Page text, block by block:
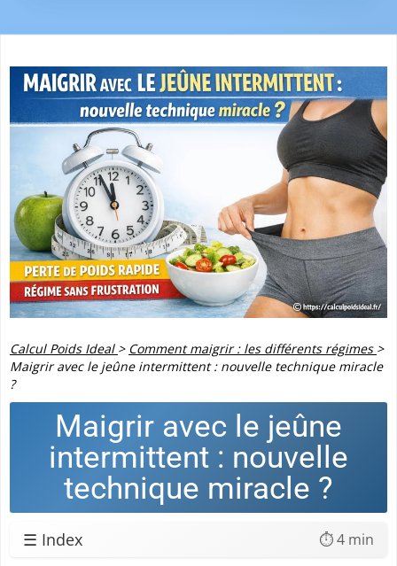
Calcul Poids Ideal > Comment maigrir : les différents régimes >
Maigrir avec le jeûne intermittent : nouvelle technique miracle
?
Maigrir avec le jeûne
intermittent : nouvelle
technique miracle ?
☰ Index ⏱️ 4 min